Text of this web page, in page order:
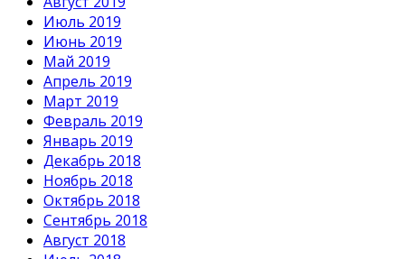
Июль 2019
Июнь 2019
Май 2019
Апрель 2019
Март 2019
Февраль 2019
Январь 2019
Декабрь 2018
Ноябрь 2018
Октябрь 2018
Сентябрь 2018
Август 2018